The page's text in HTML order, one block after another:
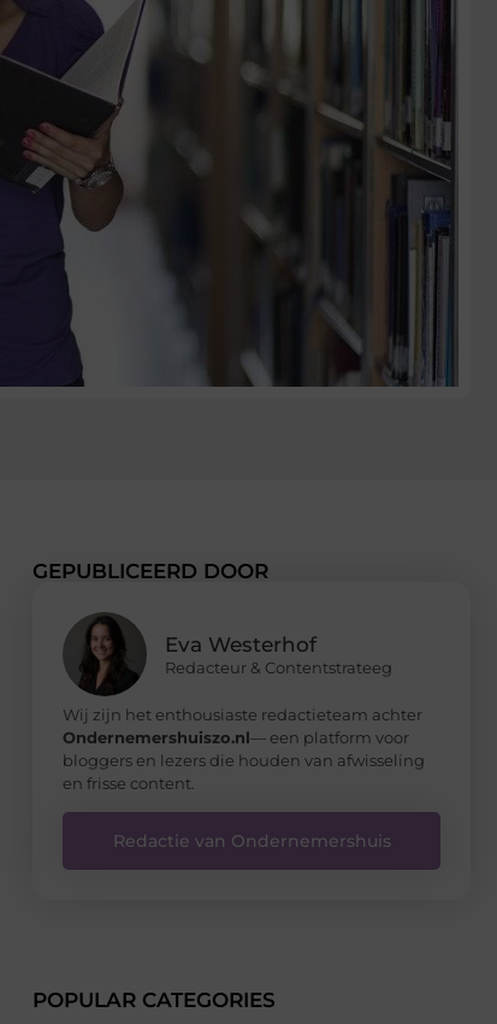
GEPUBLICEERD DOOR
Eva Westerhof
Redacteur & Contentstrateeg
Wij zijn het enthousiaste redactieteam achter
Ondernemershuiszo.nl— een platform voor
bloggers en lezers die houden van afwisseling
en frisse content.
Redactie van Ondernemershuis
POPULAR CATEGORIES